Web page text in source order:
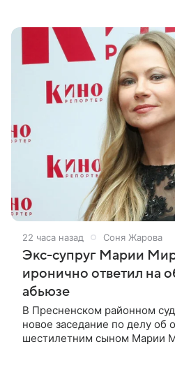
22 часа назад Соня Жарова
Экс-супруг Марии
иронично ответил на
абьюзе
В Пресненском районном
новое заседание по делу об
шестилетним сыном Марии